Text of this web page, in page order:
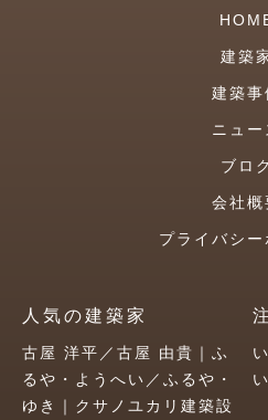
建築
建築事
ニュー
ブロ
会社概
プライバシー
人気の建築家
古屋 洋平／古屋 由貴｜ふ
るや・ようへい／ふるや・
ゆき｜クサノユカリ建築設